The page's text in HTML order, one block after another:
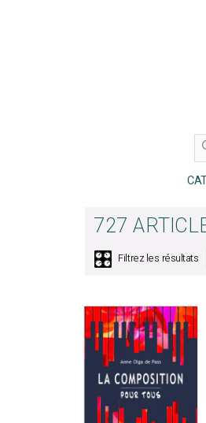
727
🎛️ Filtrez les résultats